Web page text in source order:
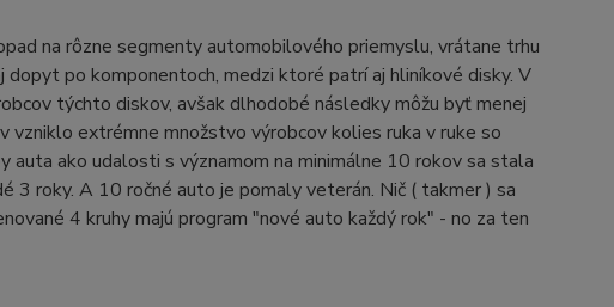
na rôzne segmenty automobilového priemyslu, vrátane trhu
dopyt po komponentoch, medzi ktoré patrí aj hliníkové disky. V
týchto diskov, avšak dlhodobé následky môžu byť menej
extrémne množstvo výrobcov kolies ruka v ruke so
auta ako udalosti s významom na minimálne 10 rokov sa stala
3 roky. A 10 ročné auto je pomaly veterán. Nič ( takmer ) sa
4 kruhy majú program "nové auto každý rok" - no za ten